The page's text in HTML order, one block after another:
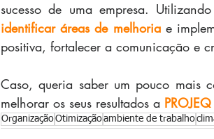
sucesso de uma empresa.
identificar áreas de melhoria e
positiva, fortalecer a comunicação e
Caso, queria saber um pouco mais
melhorar os seus resultados a PROJEQ
OrganizaçãoOtimizaçãoambiente de trabalho